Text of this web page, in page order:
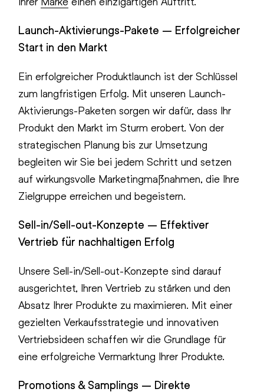
Launch-Aktivierungs-Pakete – Erfolgreicher
Start in den Markt
Ein erfolgreicher Produktlaunch ist der Schlüssel
zum langfristigen Erfolg. Mit unseren Launch-
Aktivierungs-Paketen sorgen wir dafür, dass Ihr
Produkt den Markt im Sturm erobert. Von der
strategischen Planung bis zur Umsetzung
begleiten wir Sie bei jedem Schritt und setzen
auf wirkungsvolle Marketingmaßnahmen, die Ihre
Zielgruppe erreichen und begeistern.
Sell-in/Sell-out-Konzepte – Effektiver
Vertrieb für nachhaltigen Erfolg
Unsere Sell-in/Sell-out-Konzepte sind darauf
ausgerichtet, Ihren Vertrieb zu stärken und den
Absatz Ihrer Produkte zu maximieren. Mit einer
gezielten Verkaufsstrategie und innovativen
Vertriebsideen schaffen wir die Grundlage für
eine erfolgreiche Vermarktung Ihrer Produkte.
Promotions & Samplings – Direkte